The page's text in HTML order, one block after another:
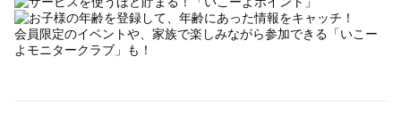
会員限定のイベントや、家族で楽しみながら参加できる「いこー
よモニタークラブ」も！